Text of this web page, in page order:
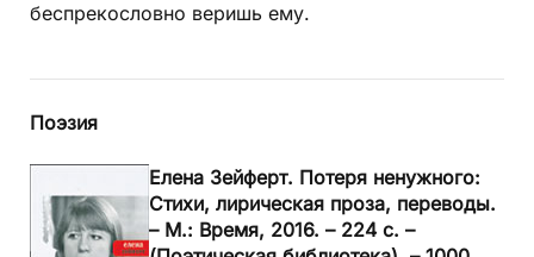
беспрекословно веришь ему.
Поэзия
Елена Зейферт. Потеря ненужного:
Стихи, лирическая проза, переводы.
– М.: Время, 2016. – 224 с. –